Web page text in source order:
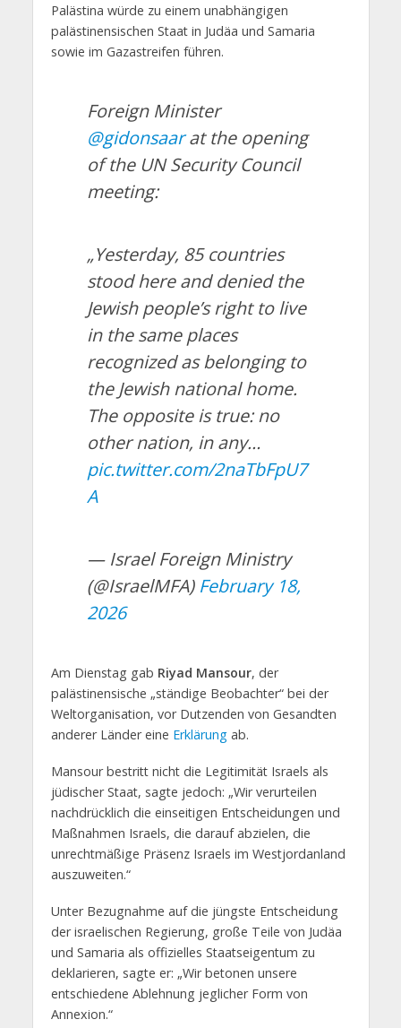
Palästina würde zu einem unabhängigen
palästinensischen Staat in Judäa und Samaria
sowie im Gazastreifen führen.
Foreign Minister
@gidonsaarat the opening
of the UN Security Council
meeting:
„Yesterday, 85 countries
stood here and denied the
Jewish people’s right to live
in the same places
recognized as belonging to
the Jewish national home.
The opposite is true: no
other nation, in any…
pic.twitter.com/2naTbFpU7
A
— Israel Foreign Ministry
(@IsraelMFA) February 18,
2026
Am Dienstag gab Riyad Mansour, der
palästinensische „ständige Beobachter“ bei der
Weltorganisation, vor Dutzenden von Gesandten
anderer Länder eine Erklärungab.
Mansour bestritt nicht die Legitimität Israels als
jüdischer Staat, sagte jedoch: „Wir verurteilen
nachdrücklich die einseitigen Entscheidungen und
Maßnahmen Israels, die darauf abzielen, die
unrechtmäßige Präsenz Israels im Westjordanland
auszuweiten.“
Unter Bezugnahme auf die jüngste Entscheidung
der israelischen Regierung, große Teile von Judäa
und Samaria als offizielles Staatseigentum zu
deklarieren, sagte er: „Wir betonen unsere
entschiedene Ablehnung jeglicher Form von
Annexion.“